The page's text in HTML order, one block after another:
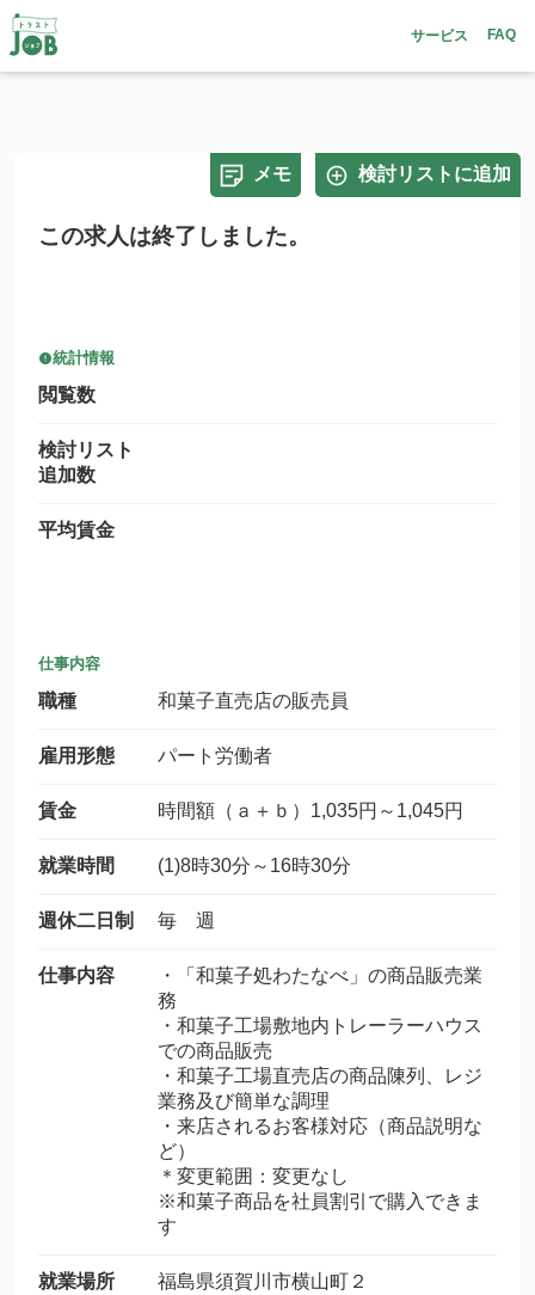
サービス FAQ
メモ 検討リストに追加
この求人は終了しました。
統計情報
閲覧数
検討リスト
追加数
平均賃金
仕事内容
職種 和菓子直売店の販売員
雇用形態 パート労働者
賃金 時間額（ａ＋ｂ）1,035円～1,045円
就業時間 (1)8時30分～16時30分
週休二日制 毎 週
仕事内容
・「和菓子処わたなべ」の商品販売業
務
・和菓子工場敷地内トレーラーハウス
での商品販売
・和菓子工場直売店の商品陳列、レジ
業務及び簡単な調理
・来店されるお客様対応（商品説明な
ど）
＊変更範囲：変更なし
※和菓子商品を社員割引で購入できま
す
就業場所 福島県須賀川市横山町２